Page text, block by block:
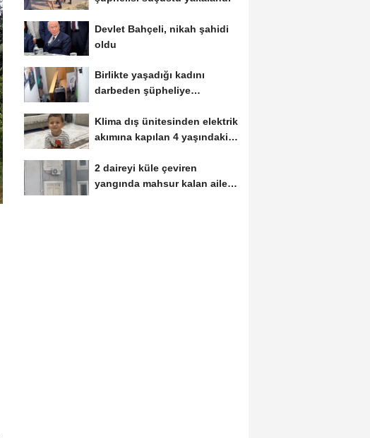
Devlet Bahçeli, nikah şahidi
oldu
Birlikte yaşadığı kadını
darbeden şüpheliye
Klima dış ünitesinden elektrik
akımına kapılan 4 yaşındaki
2 daireyi küle çeviren
yangında mahsur kalan aile